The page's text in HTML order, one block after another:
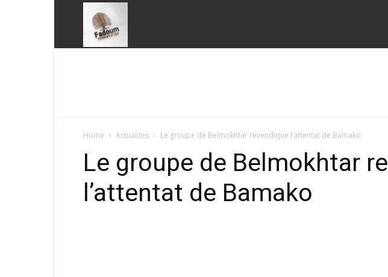
Home Actualites Le groupe de Belmokhtar revendique l’attentat de Bamako
Le groupe de Belmokhtar
l’attentat de Bamako